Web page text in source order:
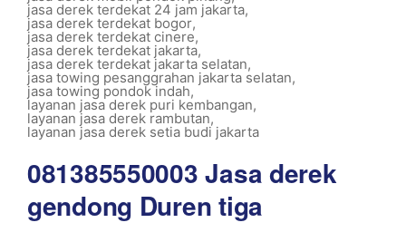
jasa derek terdekat 24 jam jakarta,
jasa derek terdekat bogor,
jasa derek terdekat cinere,
jasa derek terdekat jakarta,
jasa derek terdekat jakarta selatan,
jasa towing pesanggrahan jakarta selatan,
jasa towing pondok indah,
layanan jasa derek puri kembangan,
layanan jasa derek rambutan,
layanan jasa derek setia budi jakarta
081385550003 Jasa derek
gendong Duren tiga